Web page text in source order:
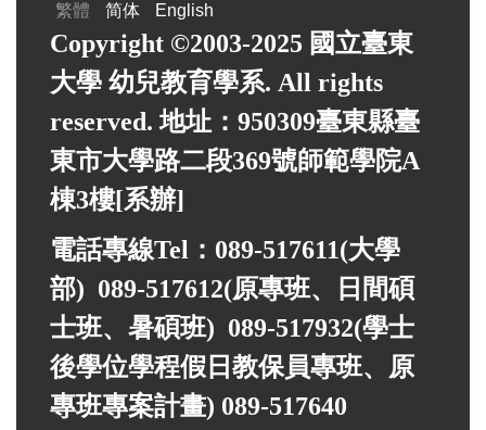
繁體 简体 English
Copyright ©2003-2025 國立臺東
大學 幼兒教育學系. All rights
reserved. 地址：950309臺東縣臺
東市大學路二段369號師範學院A
棟3樓[系辦]
電話專線Tel：089-517611(大學
部) 089-517612(原專班、日間碩
士班、暑碩班) 089-517932(學士
後學位學程假日教保員專班、 原
專班專案計畫) 089-517640